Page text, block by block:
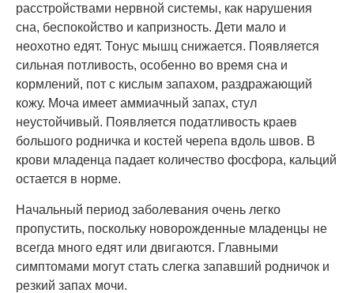
расстройствами нервной системы, как нарушения
сна, беспокойство и капризность. Дети мало и
неохотно едят. Тонус мышц снижается. Появляется
сильная потливость, особенно во время сна и
кормлений, пот с кислым запахом, раздражающий
кожу. Моча имеет аммиачный запах, стул
неустойчивый. Появляется податливость краев
большого родничка и костей черепа вдоль швов. В
крови младенца падает количество фосфора, кальций
остается в норме.
Начальный период заболевания очень легко
пропустить, поскольку новорожденные младенцы не
всегда много едят или двигаются. Главными
симптомами могут стать слегка запавший родничок и
резкий запах мочи.